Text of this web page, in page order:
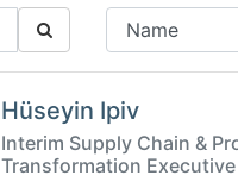
Hüseyin Ipiv
Interim Supply Chain &
Transformation Executive